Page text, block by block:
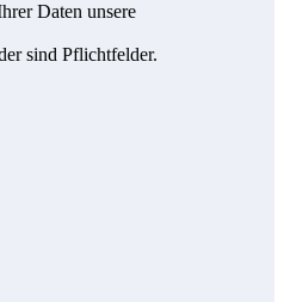
Daten unsere
sind Pflichtfelder.